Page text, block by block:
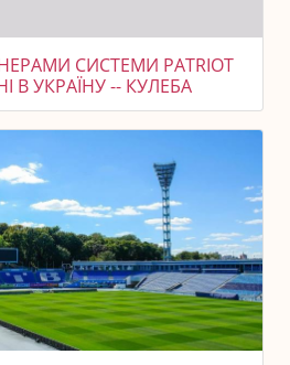
СИСТЕМИ PATRIOT
В УКРАЇНУ -- КУЛЕБА